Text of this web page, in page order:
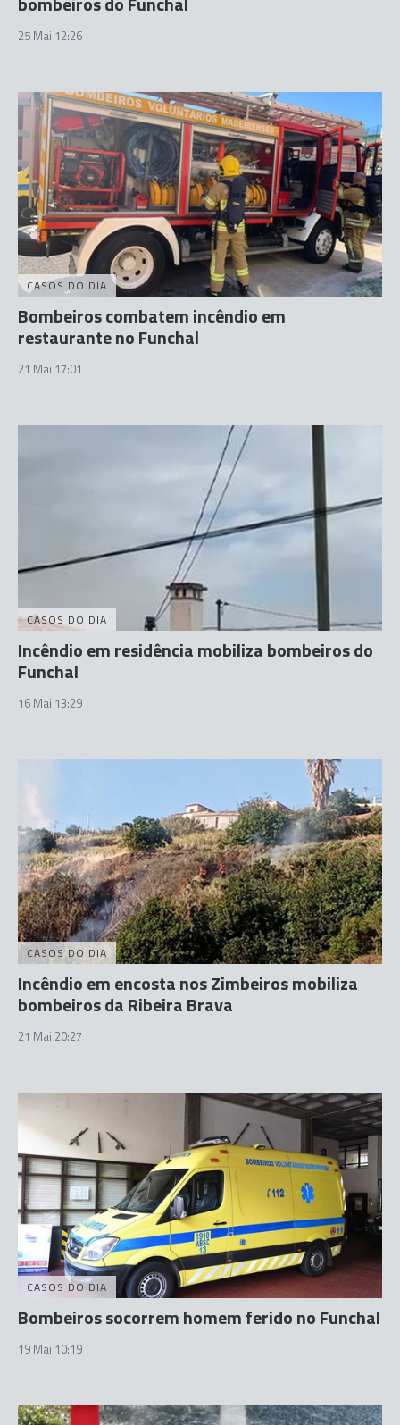
25 Mai 12:26
CASOS DO DIA
Bombeiros combatem incêndio em
restaurante no Funchal
21 Mai 17:01
CASOS DO DIA
Incêndio em residência mobiliza bombeiros do
Funchal
16 Mai 13:29
CASOS DO DIA
Incêndio em encosta nos Zimbeiros mobiliza
bombeiros da Ribeira Brava
21 Mai 20:27
CASOS DO DIA
Bombeiros socorrem homem ferido no Funchal
19 Mai 10:19